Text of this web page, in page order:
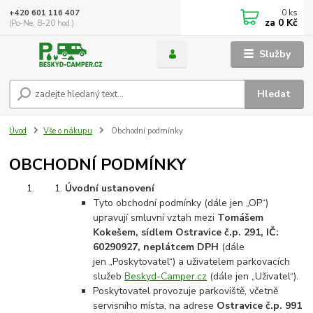
Služby
Hledat
+420 601 116 407
(Po-Ne, 8-20 hod.)
0 ks
za 0 Kč
Úvod Vše o nákupu Obchodní podmínky
OBCHODNÍ PODMÍNKY
Úvodní ustanovení
Tyto obchodní podmínky (dále jen „OP“)
upravují smluvní vztah mezi Tomášem
Kokešem, sídlem Ostravice č.p. 291, IČ:
60290927, neplátcem DPH (dále
jen „Poskytovatel“) a uživatelem parkovacích
služebBeskyd-Camper.cz (dále jen „Uživatel“).
Poskytovatel provozuje parkoviště, včetně
servisního místa, na adrese Ostravice č.p. 991